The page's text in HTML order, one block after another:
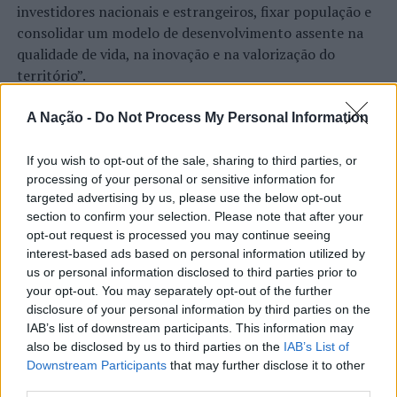
A Nação - Do Not Process My Personal Information
If you wish to opt-out of the sale, sharing to third parties, or
processing of your personal or sensitive information for
targeted advertising by us, please use the below opt-out
section to confirm your selection. Please note that after your
opt-out request is processed you may continue seeing
interest-based ads based on personal information utilized by
us or personal information disclosed to third parties prior to
your opt-out. You may separately opt-out of the further
disclosure of your personal information by third parties on the
IAB’s list of downstream participants. This information may
also be disclosed by us to third parties on the IAB’s List of
Downstream Participants that may further disclose it to other
simplesmente, petiscar nas tasquinhas de comida
regional no recinto da Praça de Alimentação, assistir e
participar nas arruadas de folclore, meter as mãos no
barro nosworkshopscriativos, ou simplesmente fazer
compras nos stands dos artesãos ou no mercado
dedicado à gastronomia e vinhos.
Gala de homenagem aos artesãos encerra o certame
A 39ª Mostra Nacional de Artesanato e Cerâmica de
Barcelos reservou para o dia de encerramento –
domingo, 7 de agosto, às 22 horas, um dos momentos
mais emblemáticos do certame: a realização da “Gala do
Artesanato”, iniciativa que pretende homenagear os
artesãos barcelenses, sendo atribuídos os prémios
“Inovação”, “Revelação Artesanato Contemporâneo”,
“Revelação Artesanato Tradicional”, “Prémio Carreira”,
investidores nacionais e estrangeiros, fixar população e
consolidar um modelo de desenvolvimento assente na
qualidade de vida, na inovação e na valorização do
território”.
Incomparáveis no âmbito de mais uma edição da Feira de
na Covilhã, sendo considerada um dos mais antigos
certames populares de Portugal. Com origens medievais
e realizada anualmente na “Cidade Neve”, a feira conjuga
tradição, atividade económica, comércio, gastronomia,
animação cultural e divulgação empresarial,
constituindo um dos principais momentos de promoção
do município e da Beira Interior.
Para António Carlos, o crescimento alcançado ao longo
dos últimos anos representa o cumprimento dos
objetivos que traçou quando iniciou o seu percurso no
setor imobiliário. O empresário considera que o
CONTINUAR A LER
ATUALIDADE
Rio de Janeiro: Governo do Estado
propõe parceria com a FUNCEX para
“reforçar inteligência sobre